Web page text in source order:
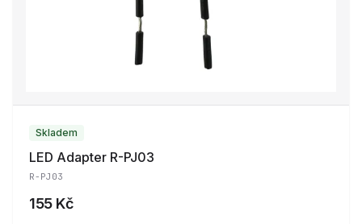
Skladem
LED Adapter R-PJ03
R-PJ03
155 Kč